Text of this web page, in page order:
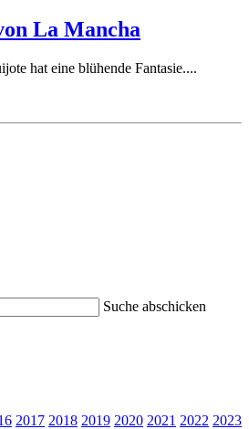
La Mancha
hat eine blühende Fantasie....
Suche abschicken
2017 2018 2019 2020 2021 2022 2023